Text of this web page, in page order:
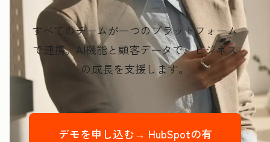
すべてのチームが一つのプラットフォーム
で連携。AI機能と顧客データで、ビジネス
の成長を支援します。
デモを申し込む→ HubSpotの有